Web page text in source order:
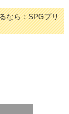
なら：SPGプリ